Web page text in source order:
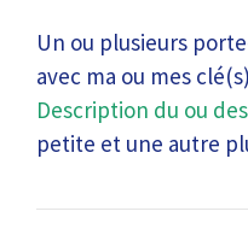
Un ou plusieurs
avec ma ou mes clé(s)
Description du ou
petite et une autre